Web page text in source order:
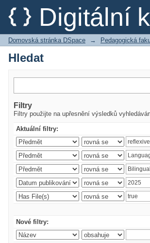
Digitální
Hledat
Domovská stránka DSpace → Pedagogická
Hledat
Filtry
Filtry použijte na upřesnění výsledků
Aktuální filtry:
Nové filtry: